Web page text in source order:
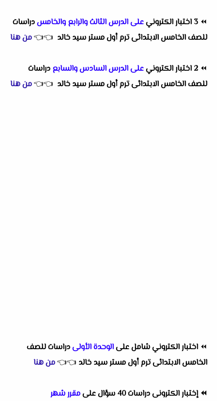
⏪ 3 اختبار الكتروني على الدرس الثالث والرابع والخامسدراسات
للصف الخامس الابتدائى ترم أول مستر سيد خالد 👈
👈من هنا
⏪ 2 اختبار الكتروني على الدرس السادس والسابع دراسات
للصف الخامس الابتدائى ترم أول مستر سيد خالد 👈
👈من هنا
⏪ اختبار الكتروني شامل علىالوحدة الأولىدراسات للصف
الخامس الابتدائى ترم أول مستر سيد خالد 👈
👈من هنا
⏪إختبار الكترونى دراسات 40 سؤال على
مقرر شهر